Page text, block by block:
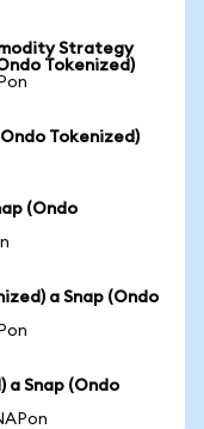
Strategy
Tokenized)
Tokenized)
(Ondo
a Snap (Ondo
a Snap (Ondo